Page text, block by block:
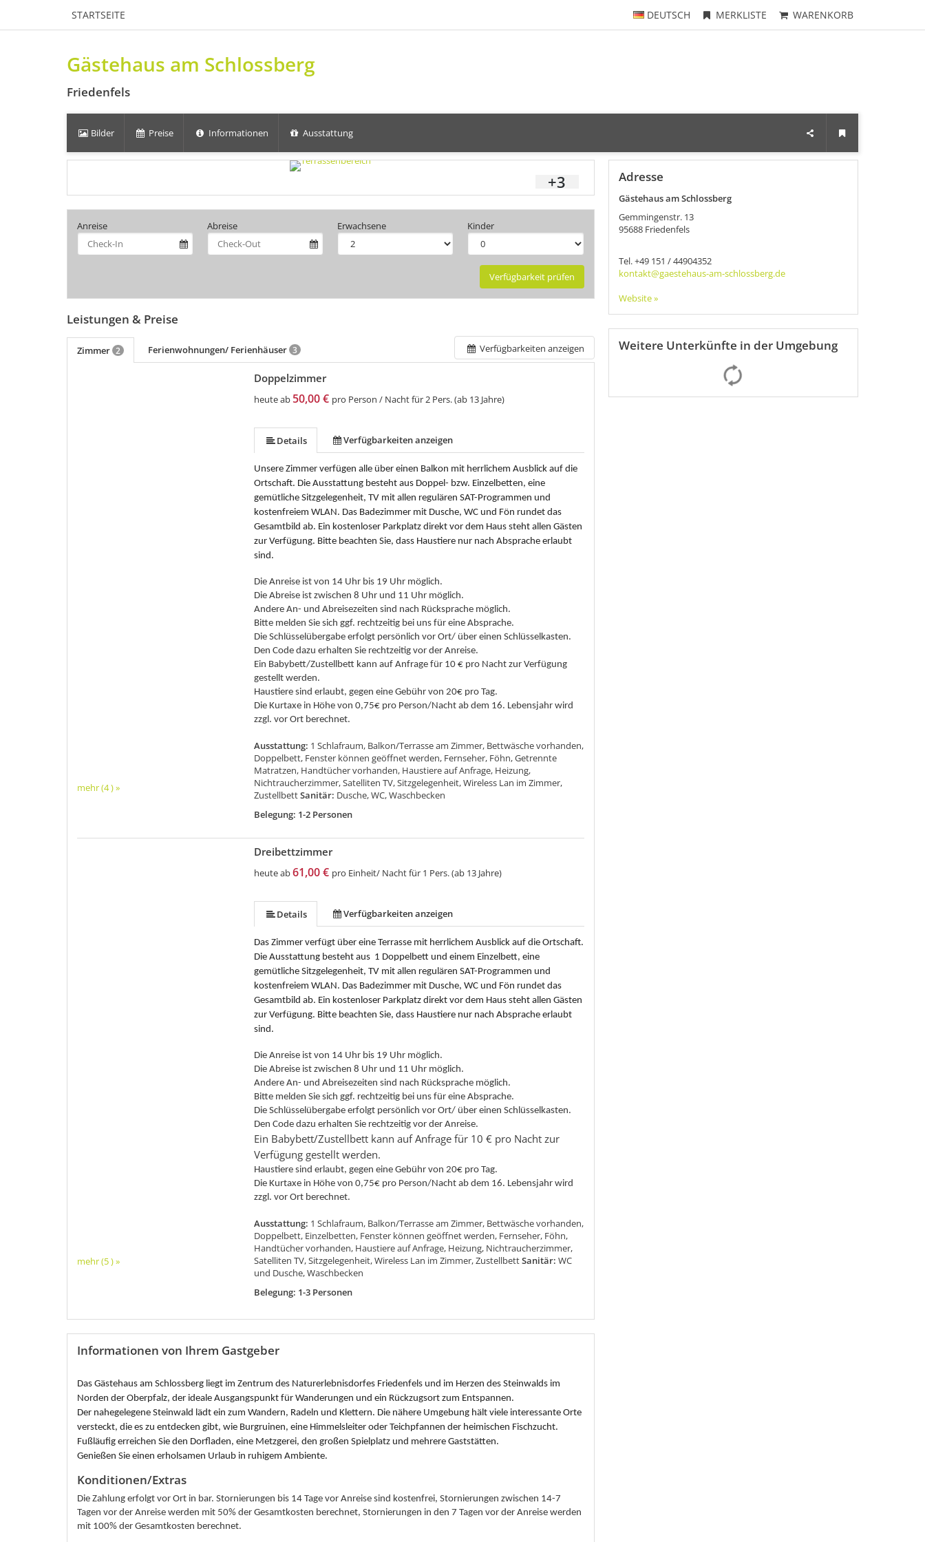
DEUTSCH MERKLISTE WARENKORB
STARTSEITE
Gästehaus am Schlossberg
Friedenfels
Bilder Preise Informationen Ausstattung
+3
Anreise Abreise Erwachsene Kinder
Verfügbarkeit prüfen
Verfügbarkeiten anzeigen
Leistungen & Preise
Zimmer 2 Ferienwohnungen/ Ferienhäuser 3
mehr (4 ) »
Doppelzimmer
heute ab 50,00 € pro Person / Nacht für 2 Pers. (ab 13 Jahre)
Details Verfügbarkeiten anzeigen
Unsere Zimmer verfügen alle über einen Balkon mit herrlichem Ausblick auf die
Ortschaft. Die Ausstattung besteht aus Doppel- bzw. Einzelbetten, eine
gemütliche Sitzgelegenheit, TV mit allen regulären SAT-Programmen und
kostenfreiem WLAN. Das Badezimmer mit Dusche, WC und Fön rundet das
Gesamtbild ab. Ein kostenloser Parkplatz direkt vor dem Haus steht allen Gästen
zur Verfügung. Bitte beachten Sie, dass Haustiere nur nach Absprache erlaubt
sind.
Die Anreise ist von 14 Uhr bis 19 Uhr möglich.
Die Abreise ist zwischen 8 Uhr und 11 Uhr möglich.
Andere An- und Abreisezeiten sind nach Rücksprache möglich.
Bitte melden Sie sich ggf. rechtzeitig bei uns für eine Absprache.
Die Schlüsselübergabe erfolgt persönlich vor Ort/ über einen Schlüsselkasten.
Den Code dazu erhalten Sie rechtzeitig vor der Anreise.
Ein Babybett/Zustellbett kann auf Anfrage für 10 € pro Nacht zur Verfügung
gestellt werden.
Haustiere sind erlaubt, gegen eine Gebühr von 20€ pro Tag.
Die Kurtaxe in Höhe von 0,75€ pro Person/Nacht ab dem 16. Lebensjahr wird
zzgl. vor Ort berechnet.
Ausstattung: 1 Schlafraum, Balkon/Terrasse am Zimmer, Bettwäsche vorhanden,
Doppelbett, Fenster können geöffnet werden, Fernseher, Föhn, Getrennte
Matratzen, Handtücher vorhanden, Haustiere auf Anfrage, Heizung,
Nichtraucherzimmer, Satelliten TV, Sitzgelegenheit, Wireless Lan im Zimmer,
ZustellbettSanitär: Dusche, WC, Waschbecken
Belegung: 1-2 Personen
mehr (5 ) »
Dreibettzimmer
heute ab61,00 € pro Einheit/ Nacht für 1 Pers. (ab 13 Jahre)
Details Verfügbarkeiten anzeigen
Das Zimmer verfügt über eine Terrasse mit herrlichem Ausblick auf die Ortschaft.
Die Ausstattung besteht aus 1 Doppelbett und einem Einzelbett, eine
gemütliche Sitzgelegenheit, TV mit allen regulären SAT-Programmen und
kostenfreiem WLAN. Das Badezimmer mit Dusche, WC und Fön rundet das
Gesamtbild ab. Ein kostenloser Parkplatz direkt vor dem Haus steht allen Gästen
zur Verfügung. Bitte beachten Sie, dass Haustiere nur nach Absprache erlaubt
sind.
Die Anreise ist von 14 Uhr bis 19 Uhr möglich.
Die Abreise ist zwischen 8 Uhr und 11 Uhr möglich.
Andere An- und Abreisezeiten sind nach Rücksprache möglich.
Bitte melden Sie sich ggf. rechtzeitig bei uns für eine Absprache.
Die Schlüsselübergabe erfolgt persönlich vor Ort/ über einen Schlüsselkasten.
Den Code dazu erhalten Sie rechtzeitig vor der Anreise.
Ein Babybett/Zustellbett kann auf Anfrage für 10 € pro Nacht zur
Verfügung gestellt werden.
Haustiere sind erlaubt, gegen eine Gebühr von 20€ pro Tag.
Die Kurtaxe in Höhe von 0,75€ pro Person/Nacht ab dem 16. Lebensjahr wird
zzgl. vor Ort berechnet.
Ausstattung: 1 Schlafraum, Balkon/Terrasse am Zimmer, Bettwäsche vorhanden,
Doppelbett, Einzelbetten, Fenster können geöffnet werden, Fernseher, Föhn,
Handtücher vorhanden, Haustiere auf Anfrage, Heizung, Nichtraucherzimmer,
Satelliten TV, Sitzgelegenheit, Wireless Lan im Zimmer, ZustellbettSanitär:WC
und Dusche, Waschbecken
Belegung: 1-3 Personen
Informationen von Ihrem Gastgeber
Das Gästehaus am Schlossberg liegt im Zentrum des Naturerlebnisdorfes Friedenfels und im Herzen des Steinwalds im
Norden der Oberpfalz, der ideale Ausgangspunkt für Wanderungen und ein Rückzugsort zum Entspannen.
Der nahegelegene Steinwald lädt ein zum Wandern, Radeln und Klettern. Die nähere Umgebung hält viele interessante Orte
versteckt, die es zu entdecken gibt, wie Burgruinen, eine Himmelsleiter oder Teichpfannen der heimischen Fischzucht.
Fußläufig erreichen Sie den Dorfladen, eine Metzgerei, den großen Spielplatz und mehrere Gaststätten.
Genießen Sie einen erholsamen Urlaub in ruhigem Ambiente.
Konditionen/Extras
Die Zahlung erfolgt vor Ort in bar. Stornierungen bis 14 Tage vor Anreise sind kostenfrei, Stornierungen zwischen 14-7
Tagen vor der Anreise werden mit 50% der Gesamtkosten berechnet, Stornierungen in den 7 Tagen vor der Anreise werden
mit 100% der Gesamtkosten berechnet.
Adresse
Gästehaus am Schlossberg
Gemmingenstr. 13
95688 Friedenfels
Tel.+49 151 / 44904352
kontakt@gaestehaus-am-schlossberg.de
Website »
Weitere Unterkünfte in der Umgebung